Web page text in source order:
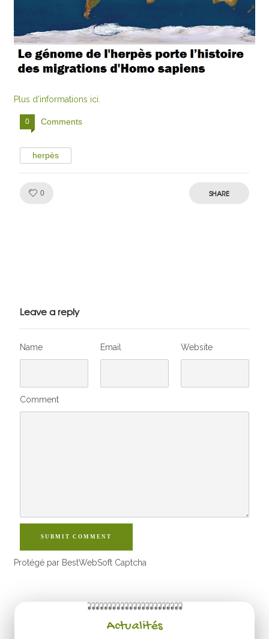
Plus d’informations ici.
0 Comments
herpès
0 SHARE
Leave a reply
Name Email Website
Comment
SUBMIT COMMENT
Protégé par BestWebSoft Captcha
Actualités